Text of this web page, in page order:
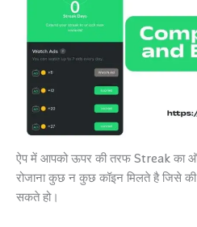
ऐप में आपको ऊपर की तरफ Streak का
रोजाना कुछ न कुछ कॉइन मिलते है जिसे
सकते हो।